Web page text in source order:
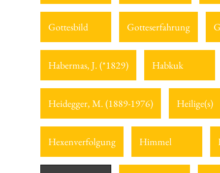
Gottesbild Gotteserfahrung
Habermas, J. (*1829) Habkuk
Heidegger, M. (1889-1976) Heilige(s)
Hexenverfolgung Himmel